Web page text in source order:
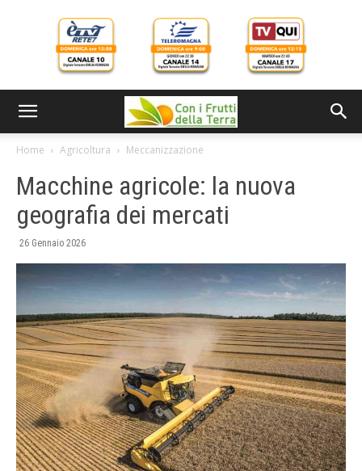
Home Agricoltura Meccanizzazione
Macchine agricole: la nuova
geografia dei mercati
26 Gennaio 2026